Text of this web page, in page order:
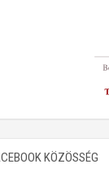
KÖZÖSSÉG